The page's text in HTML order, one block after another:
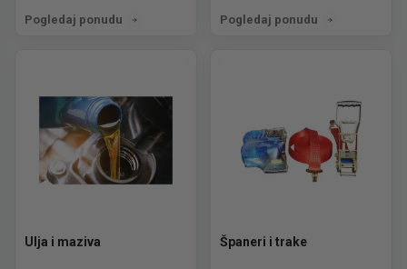
Pogledaj ponudu Pogledaj ponudu
Ulja i maziva Španeri i trake